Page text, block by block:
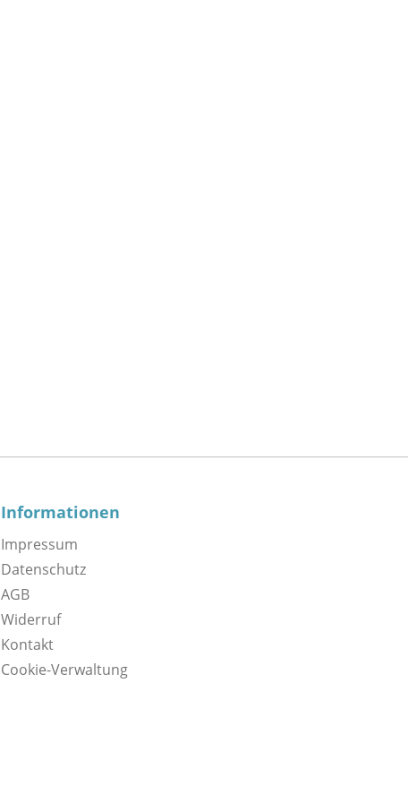
Informationen
Impressum
Datenschutz
AGB
Widerruf
Kontakt
Cookie-Verwaltung